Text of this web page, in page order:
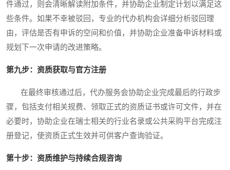
件通过，则会清晰解读附加条件，并协助企业制定计划以满足这
些条件。如果不幸被驳回，专业的代办机构会详细分析驳回理
由，评估是否有申诉的空间和价值，并协助企业准备申诉材料或
规划下一次申请的改进策略。
第九步：资质获取与官方注册
在最终审核通过后，代办服务会协助企业完成最后的行政步
骤，包括支付相关规费、领取正式的资质证书或许可文件，并在
必要时，协助企业在瑞士相关的行业名录或公共采购平台完成注
册登记，使资质正式生效并可供客户查询验证。
第十步：资质维护与持续合规咨询